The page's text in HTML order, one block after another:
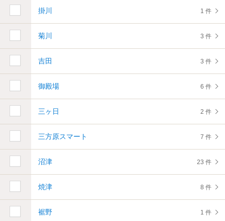
掛川 1 件
菊川 3 件
吉田 3 件
御殿場 6 件
三ヶ日 2 件
三方原スマート 7 件
沼津 23 件
焼津 8 件
裾野 1 件